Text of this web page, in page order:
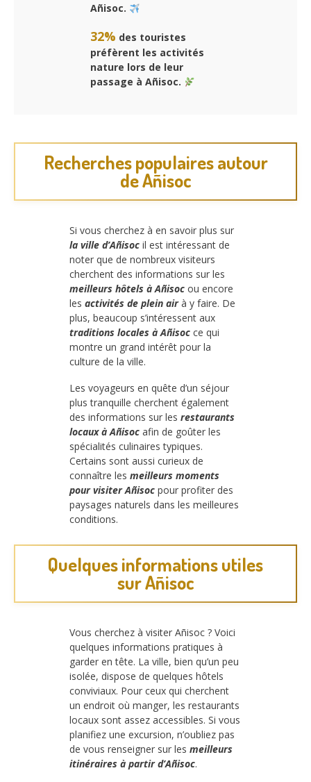
Añisoc.
32% des touristes
préfèrent les activités
nature lors de leur
passage à Añisoc.
Recherches populaires autour
de Añisoc
Si vous cherchez à en savoir plus sur
la ville d’Añisoc il est intéressant de
noter que de nombreux visiteurs
cherchent des informations sur les
meilleurs hôtels à Añisoc ou encore
les activités de plein airà y faire. De
plus, beaucoup s’intéressent aux
traditions locales à Añisoc ce qui
montre un grand intérêt pour la
culture de la ville.
Les voyageurs en quête d’un séjour
plus tranquille cherchent également
des informations sur les restaurants
locaux à Añisoc afin de goûter les
spécialités culinaires typiques.
Certains sont aussi curieux de
connaître les meilleurs moments
pour visiter Añisoc pour profiter des
paysages naturels dans les meilleures
conditions.
Quelques informations utiles
sur Añisoc
Vous cherchez à visiter Añisoc ? Voici
quelques informations pratiques à
garder en tête. La ville, bien qu’un peu
isolée, dispose de quelques hôtels
conviviaux. Pour ceux qui cherchent
un endroit où manger, les restaurants
locaux sont assez accessibles. Si vous
planifiez une excursion, n’oubliez pas
de vous renseigner sur les meilleurs
itinéraires à partir d’Añisoc.